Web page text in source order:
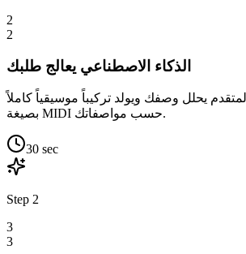
2
2
الذكاء الاصطناعي يعالج طلبك
يحلل وصفك ويولد تركيباً موسيقياً كاملاً
بصيغة MIDI حسب مواصفاتك.
30 sec
Step 2
3
3